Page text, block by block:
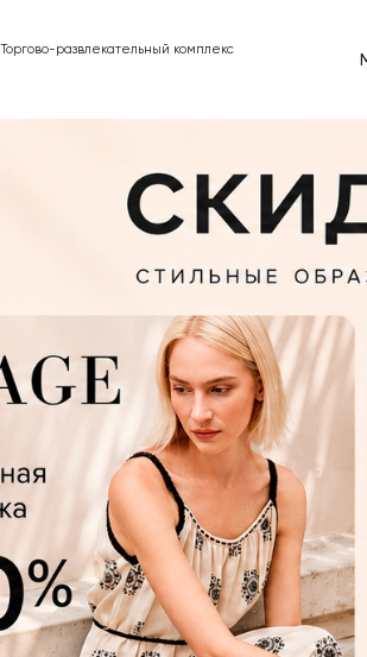
Торгово-развлекательный комплекс